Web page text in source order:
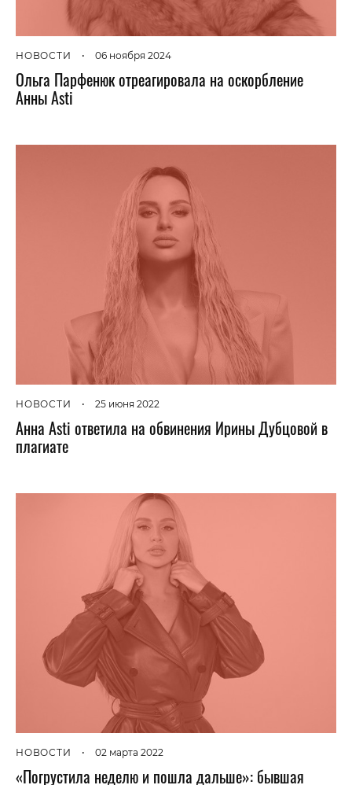
НОВОСТИ • 06 ноября 2024
Ольга Парфенюк отреагировала на оскорбление
Анны Asti
НОВОСТИ • 25 июня 2022
Анна Asti ответила на обвинения Ирины Дубцовой в
плагиате
НОВОСТИ • 02 марта 2022
«Погрустила неделю и пошла дальше»: бывшая